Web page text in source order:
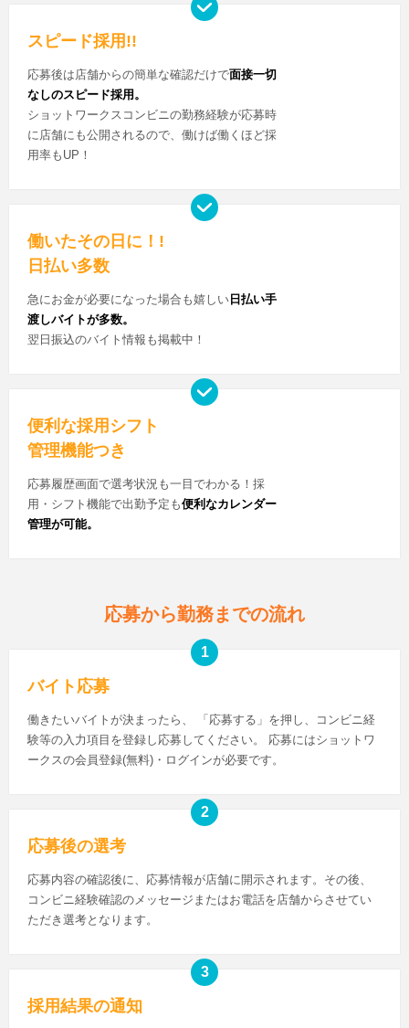
スピード採用!!
応募後は店舗からの簡単な確認だけで面接一切
なしのスピード採用。
ショットワークスコンビニの勤務経験が応募時
に店舗にも公開されるので、働けば働くほど採
用率もUP！
働いたその日に！!
日払い多数
急にお金が必要になった場合も嬉しい 日払い手
渡しバイトが多数。
翌日振込のバイト情報も掲載中！
便利な採用シフト
管理機能つき
応募履歴画面で選考状況も一目でわかる！採
用・シフト機能で出勤予定も便利なカレンダー
管理が可能。
応募から勤務までの流れ
バイト応募
働きたいバイトが決まったら、 「応募する」を押し、コンビニ経
験等の入力項目を登録し応募してください。 応募にはショットワ
ークスの会員登録(無料)・ログインが必要です。
応募後の選考
応募内容の確認後に、応募情報が店舗に開示されます。その後、
コンビニ経験確認のメッセージまたはお電話を店舗からさせてい
ただき選考となります。
採用結果の通知